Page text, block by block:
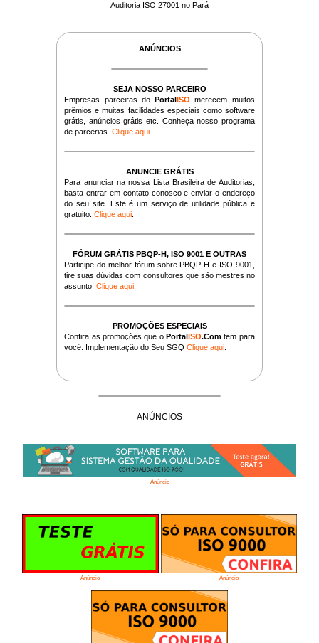
Auditoria ISO 27001 no Pará
ANÚNCIOS
SEJA NOSSO PARCEIRO
Empresas parceiras doPortalISO merecem muitos
prêmios e muitas facilidades especiais como software
grátis, anúncios grátis etc. Conheça nosso programa
de parcerias.Clique aqui
ANUNCIE GRÁTIS
Para anunciar na nossa Lista Brasileira de Auditorias,
basta entrar em contato conosco e enviar o endereço
do seu site. Este é um serviço de utilidade pública e
gratuito.Clique aqui
FÓRUM GRÁTIS PBQP-H, ISO 9001 E OUTRAS
Participe do melhor fórum sobre PBQP-H e ISO 9001,
tire suas dúvidas com consultores que são mestres no
assunto!Clique aqui
PROMOÇÕES ESPECIAIS
Confira as promoções que oPortalISO.Com tem para
você: Implementação do Seu SGQClique aqui
ANÚNCIOS
Anúncio
Anúncio Anúncio